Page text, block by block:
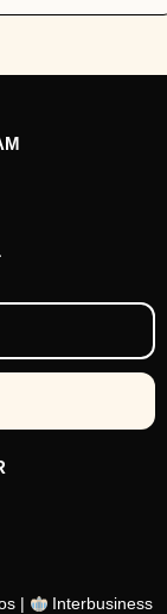
| Interbusiness